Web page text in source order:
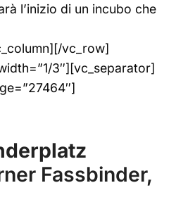
l’inizio di un incubo che
vc_row]
3″][vc_separator]
Fassbinder,